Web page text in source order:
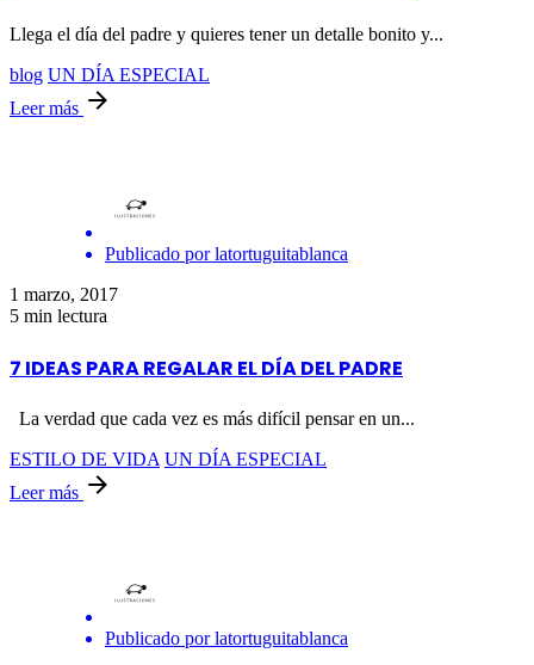
Llega el día del padre y quieres tener un detalle bonito y...
blog UN DÍA ESPECIAL
Leer más
Publicado por latortuguitablanca
1 marzo, 2017
5 min lectura
7 IDEAS PARA REGALAR EL DÍA DEL PADRE
La verdad que cada vez es más difícil pensar en un...
ESTILO DE VIDA UN DÍA ESPECIAL
Leer más
Publicado por latortuguitablanca